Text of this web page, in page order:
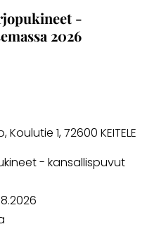
-
2026
1, 72600 KEITELE
- kansallispuvut